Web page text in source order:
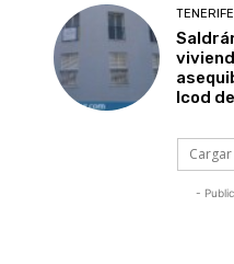
TENERIFE
Icod
-